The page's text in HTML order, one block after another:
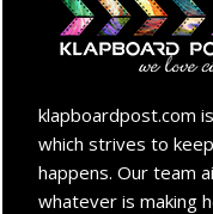
klapboardpost.com
which strives to
happens. Our team
whatever is making